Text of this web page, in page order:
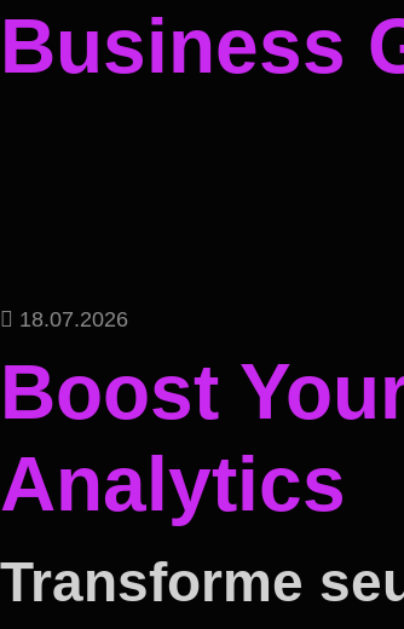
Business
18.07.2026
Boost
Analytics
Transforme